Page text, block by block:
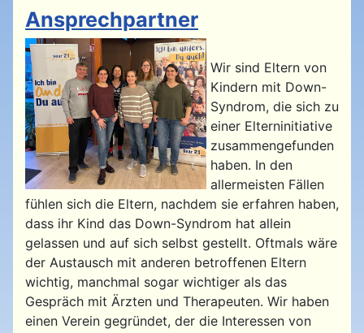
Ansprechpartner
Wir sind Eltern von
Kindern mit Down-
Syndrom, die sich zu
einer Elterninitiative
zusammengefunden
haben. In den
allermeisten Fällen
fühlen sich die Eltern, nachdem sie erfahren haben,
dass ihr Kind das Down-Syndrom hat allein
gelassen und auf sich selbst gestellt. Oftmals wäre
der Austausch mit anderen betroffenen Eltern
wichtig, manchmal sogar wichtiger als das
Gespräch mit Ärzten und Therapeuten. Wir haben
einen Verein gegründet, der die Interessen von